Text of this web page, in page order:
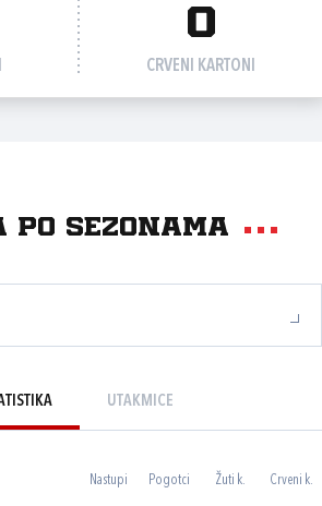
0
CRVENI KARTONI
sezonama
UTAKMICE
Nastupi Pogotci Žuti k. Crveni k.